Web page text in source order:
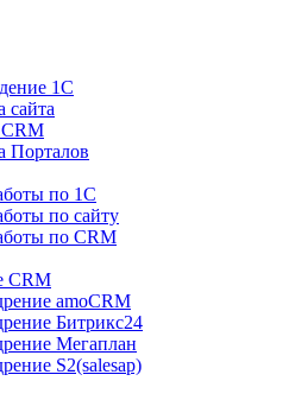
1С
сайта
Порталов
по 1С
по сайту
по CRM
CRM
amoCRM
Битрикс24
Мегаплан
S2(salesap)